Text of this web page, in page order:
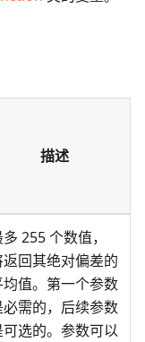
描述
255 个数值，
返回其绝对偏差的
均值。第一个参数
必需的，后续参数
可选的。参数可以